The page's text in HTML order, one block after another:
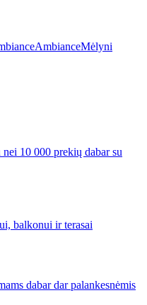
AmbianceMėlyni
10 000 prekių dabar su
balkonui ir terasai
dabar dar palankesnėmis